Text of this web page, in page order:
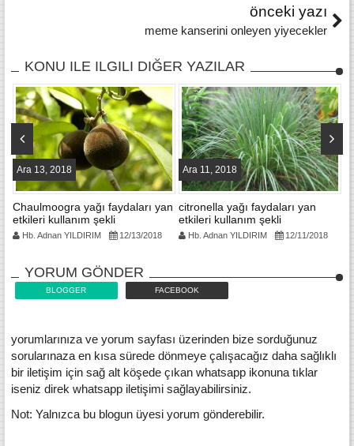
önceki yazı
meme kanserini onleyen yiyecekler
KONU ILE ILGILI DIĞER YAZILAR
Ara 13, 2018
Chaulmoogra yağı faydaları yan
etkileri kullanım şekli
Hb. Adnan YILDIRIM 12/13/2018
Ara 11, 2018
citronella yağı faydaları yan
etkileri kullanım şekli
Hb. Adnan YILDIRIM 12/11/2018
YORUM GÖNDER
BLOGGER FACEBOOK
yorumlarınıza ve yorum sayfası üzerinden bize sorduğunuz
sorularınaza en kısa sürede dönmeye çalışacağız daha sağlıklı
bir iletişim için sağ alt köşede çıkan whatsapp ikonuna tıklar
iseniz direk whatsapp iletişimi sağlayabilirsiniz.
Not: Yalnızca bu blogun üyesi yorum gönderebilir.